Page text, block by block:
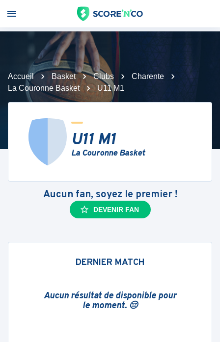
Accueil Basket Clubs
Charente
La Couronne Basket
U11 M1
U11 M1
La Couronne Basket
Aucun fan, soyez le premier !
DEVENIR FAN
DERNIER MATCH
Aucun résultat de disponible pour
le moment. 😔